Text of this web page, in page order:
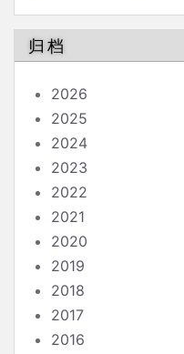
归档
2026
2025
2024
2023
2022
2021
2020
2019
2018
2017
2016